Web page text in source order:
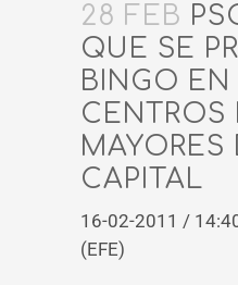
28 FEB
QUE SE
BINGO EN
CENTROS
MAYORES
CAPITAL
16-02-2011 /
(EFE)